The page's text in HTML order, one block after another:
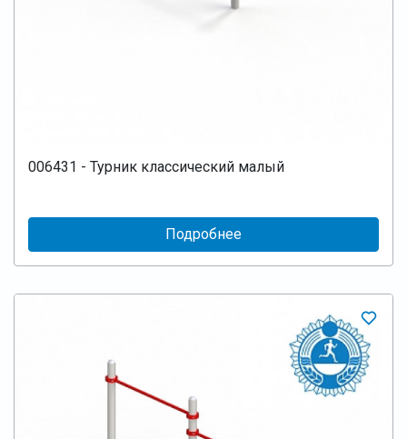
006431 - Турник классический малый
Подробнее